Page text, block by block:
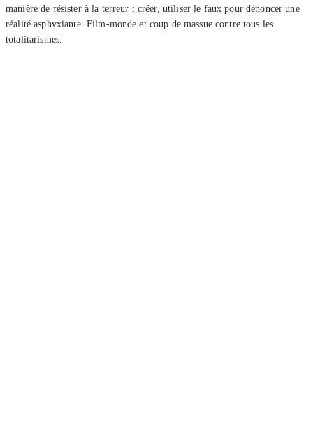
manière de résister à la terreur : créer, utiliser le faux pour dénoncer une
réalité asphyxiante. Film-monde et coup de massue contre tous les
totalitarismes.